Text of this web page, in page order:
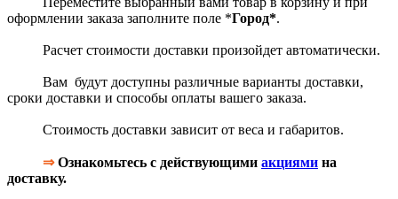
оформлении заказа заполните поле *Город*.
Расчет стоимости доставки произойдет автоматически.
Вам будут доступны различные варианты доставки,
сроки доставки и способы оплаты вашего заказа.
Стоимость доставки зависит от веса и габаритов.
⇒Ознакомьтесь с действующими акциями на
доставку.